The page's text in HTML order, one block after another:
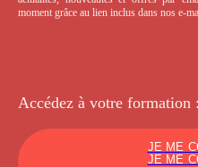
moment grâce au lien inclus dans nos e-
Accédez à votre formation :
JE ME
JE ME